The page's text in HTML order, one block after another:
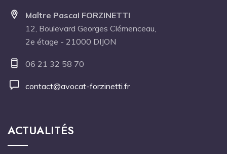
Maître Pascal FORZINETTI
12, Boulevard Georges Clémenceau,
2e étage - 21000 DIJON
06 21 32 58 70
contact@avocat-forzinetti.fr
ACTUALITÉS